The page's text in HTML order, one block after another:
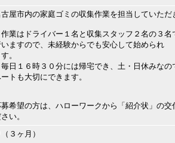
古屋市内の家庭ゴミの収集作業を担当していただ
業はドライバー１名と収集スタッフ２名の３名
ますので、未経験からでも安心して始められ
。
日１６時３０分には帰宅でき、土・日休みな
トも大切にできます。
希望の方は、ハローワークから「紹介状」の交
い。
３ヶ月）